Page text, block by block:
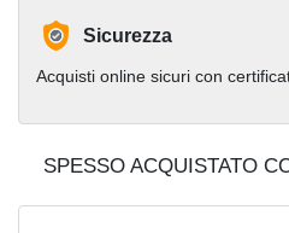
Sicurezza
Acquisti online sicuri con
SPESSO ACQUISTATO